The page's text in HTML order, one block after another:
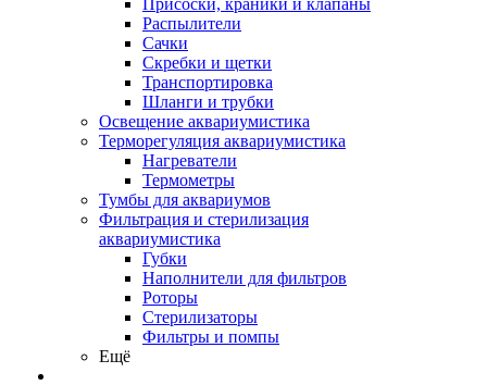
Присоски, краники и клапаны
Распылители
Сачки
Скребки и щетки
Транспортировка
Шланги и трубки
Освещение аквариумистика
Терморегуляция аквариумистика
Нагреватели
Термометры
Тумбы для аквариумов
Фильтрация и стерилизация
аквариумистика
Губки
Наполнители для фильтров
Роторы
Стерилизаторы
Фильтры и помпы
Ещё